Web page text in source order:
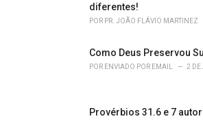
diferentes!
POR PR. JOÃO FLÁVIO MARTINEZ
Como Deus Preservou
POR ENVIADO POR EMAIL 2 DE
Provérbios 31.6 e 7